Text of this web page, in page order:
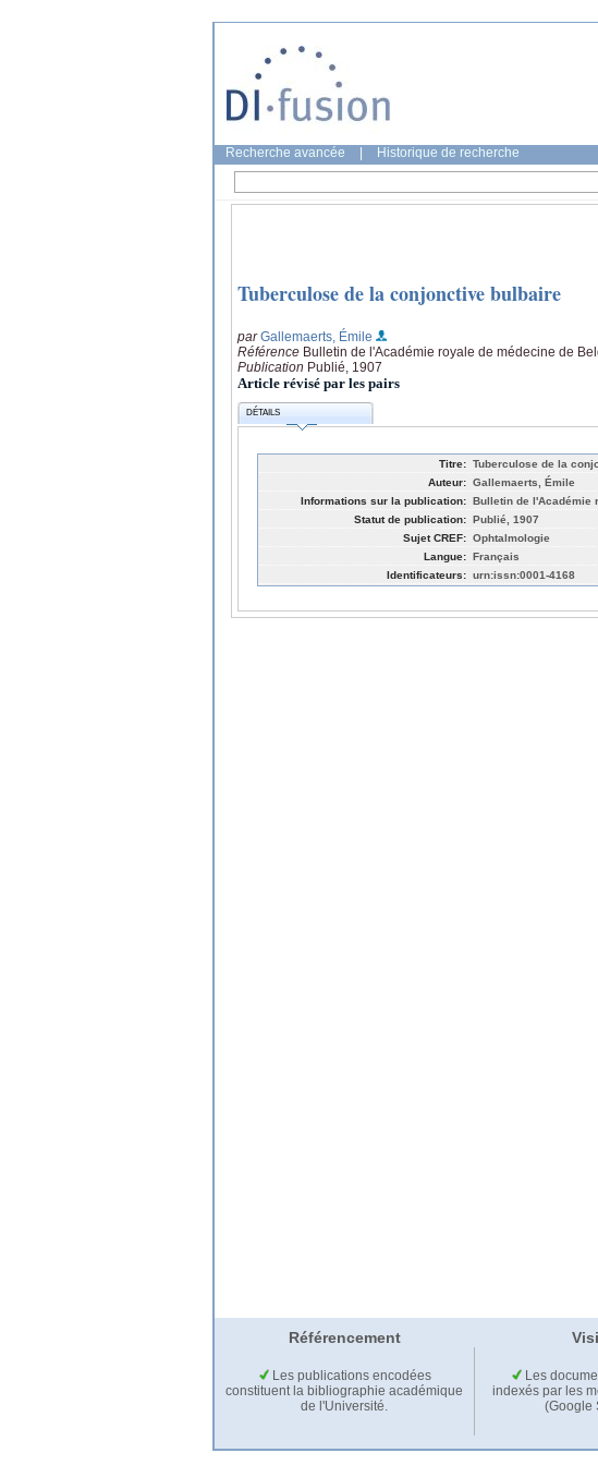
Recherche avancée Historique de recherche
Tuberculose de la conjonctive bulbaire
parGallemaerts, Émile
Référence Bulletin de l'Académie royale de médecine de
Publication Publié, 1907
Article révisé par les pairs
DÉTAILS
Titre: Tuberculose de la
Auteur: Gallemaerts, Émile
Informations sur la publication: Bulletin de l'Académie
Statut de publication: Publié, 1907
Sujet CREF: Ophtalmologie
Langue: Français
Identificateurs: urn:issn:0001-4168
Référencement
Les publications encodées
constituent la bibliographie académique
de l'Université.
Les
indexés par les
(Google